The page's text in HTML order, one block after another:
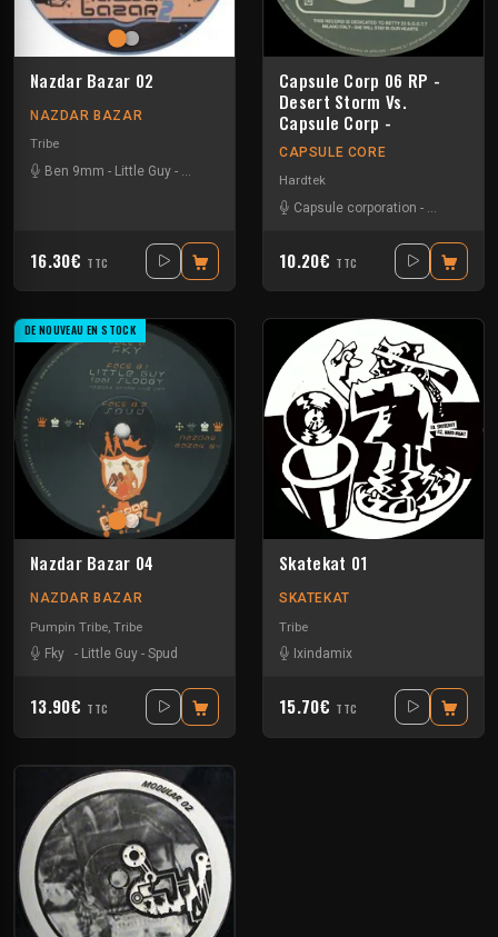
Nazdar Bazar 02
NAZDAR BAZAR
Tribe
Ben 9mm - Little Guy - Sloogy
16.30€ TTC
Capsule Corp 06 RP -
Desert Storm Vs.
Capsule Corp -
CAPSULE CORE
Hardtek
Capsule corporation - Desert
10.20€ TTC
DE NOUVEAU EN STOCK
Nazdar Bazar 04
NAZDAR BAZAR
Pumpin Tribe Tribe
Fky
- Little Guy - Spud
13.90€ TTC
Skatekat 01
SKATEKAT
Tribe
Ixindamix
15.70€ TTC